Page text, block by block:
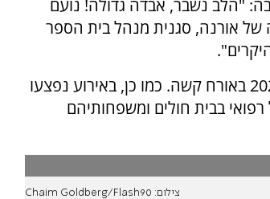
"הלב נשבר, אבדה גדולה! נועם
של אורנה, סגנית מנהל בית הספר
בנוסף, באירוע בו נפל סמ"ר נועם חבה ז"ל נפצע לוחם מגדוד 202 באורח קשה. כמו כן, באירוע נפצעו
רפואי בבית חולים ומשפחותיהם
צילום: Chaim Goldberg/Flash90